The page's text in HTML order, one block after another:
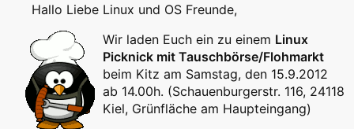
Hallo Liebe Linux und OS Freunde,
Wir laden Euch ein zu einem Linux
Picknick mit Tauschbörse/Flohmarkt
beim Kitz am Samstag, den 15.9.2012
ab 14.00h. (Schauenburgerstr. 116, 24118
Kiel, Grünfläche am Haupteingang)